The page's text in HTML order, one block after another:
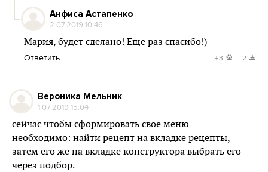
Анфиса Астапенко
2.07.2019 10:46
Мария, будет сделано! Еще раз спасибо!)
Ответить +3 -2
Вероника Мельник
1.07.2019 15:04
сейчас чтобы сформировать свое меню
необходимо: найти рецепт на вкладке рецепты,
затем его же на вкладке конструктора выбрать его
через подбор.